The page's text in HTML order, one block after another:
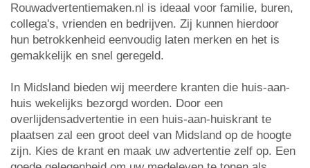
Rouwadvertentiemaken.nl is ideaal voor familie, buren,
collega's, vrienden en bedrijven. Zij kunnen hierdoor
hun betrokkenheid eenvoudig laten merken en het is
gemakkelijk en snel geregeld.
In Midsland bieden wij meerdere kranten die huis-aan-
huis wekelijks bezorgd worden. Door een
overlijdensadvertentie in een huis-aan-huiskrant te
plaatsen zal een groot deel van Midsland op de hoogte
zijn. Kies de krant en maak uw advertentie zelf op. Een